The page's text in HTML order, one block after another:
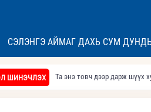
СЭЛЭНГЭ АЙМАГ ДАХЬ СУМ
ШИНЭЧЛЭХ Та энэ товч дээр дарж шүүх